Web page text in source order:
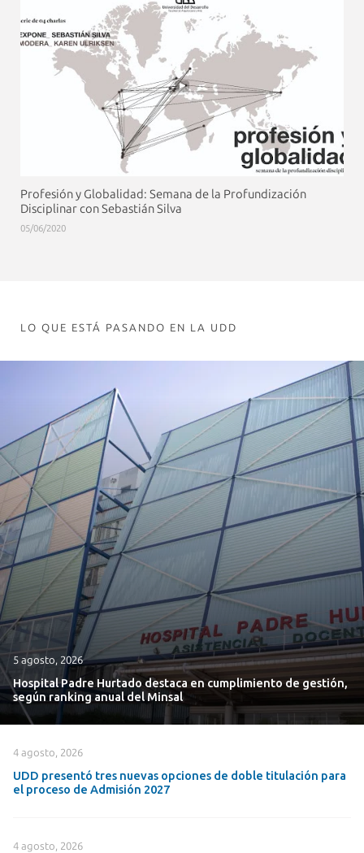
Profesión y Globalidad: Semana de la Profundización
Disciplinar con Sebastián Silva
05/06/2020
LO QUE ESTÁ PASANDO EN LA UDD
5 agosto, 2026
Hospital Padre Hurtado destaca en cumplimiento de gestión,
según ranking anual del Minsal
4 agosto, 2026
UDD presentó tres nuevas opciones de doble titulación para
el proceso de Admisión 2027
4 agosto, 2026